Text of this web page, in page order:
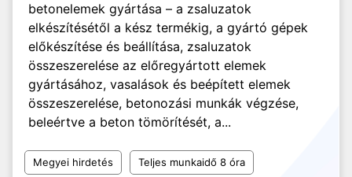
betonelemek gyártása – a zsaluzatok
elkészítésétől a kész termékig, a gyártó gépek
előkészítése és beállítása, zsaluzatok
összeszerelése az előregyártott elemek
gyártásához, vasalások és beépített elemek
összeszerelése, betonozási munkák végzése,
beleértve a beton tömörítését, a...
Megyei hirdetés Teljes munkaidő 8 óra